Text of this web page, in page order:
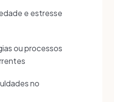
e estresse
ou processos
no